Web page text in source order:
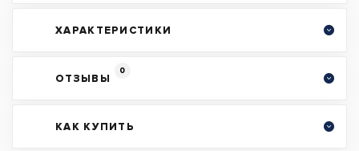
ХАРАКТЕРИСТИКИ
ОТЗЫВЫ
0
КАК КУПИТЬ